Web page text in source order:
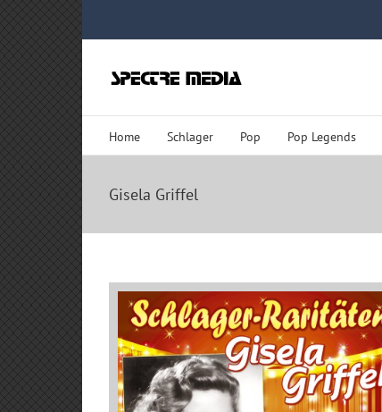
Home Schlager Pop Pop Legends
Gisela Griffel